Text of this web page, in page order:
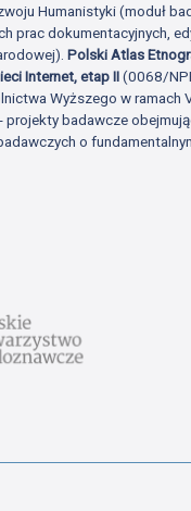
Humanistyki (moduł
prac dokumentacyjnych,
Polski Atlas
Internet, etap II(0068/
Wyższego w ramach
badawcze
o